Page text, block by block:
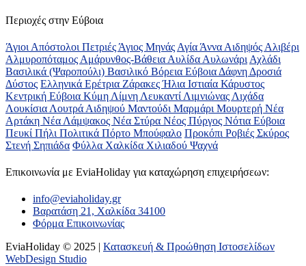
Περιοχές στην Εύβοια
Άγιοι Απόστολοι Πετριές Άγιος Μηνάς Αγία Άννα Αιδηψός Αλιβέρι
Αλμυροπόταμος Αμάρυνθος-Βάθεια Αυλίδα Αυλωνάρι Αχλάδι
Βασιλικά (Ψαροπούλι) Βασιλικό Βόρεια Εύβοια Δάφνη Δροσιά
Δύστος Ελληνικά Ερέτρια ΖάρακεςΉλια Ιστιαία Κάρυστος
Κεντρική Εύβοια Κύμη Λίμνη Λευκαντί Λιμνιώνας Λιχάδα
Λουκίσια Λουτρά Αιδηψού Μαντούδι Μαρμάρι Μουρτερή Νέα
Αρτάκη Νέα Λάμψακος Νέα Στύρα Νέος Πύργος Νότια Εύβοια
Πευκί Πήλι Πολιτικά Πόρτο Μπούφαλο Προκόπι Ροβιές Σκύρος
Στενή Σηπιάδα Φύλλα Χαλκίδα Χιλιαδού Ψαχνά
Επικοινωνία με ΕviaHoliday για καταχώρηση επιχειρήσεων:
info@eviaholiday.gr
Βαρατάση 21, Χαλκίδα 34100
Φόρμα Επικοινωνίας
EviaHoliday © 2025 | Κατασκευή & Προώθηση Ιστοσελίδων
WebDesign Studio